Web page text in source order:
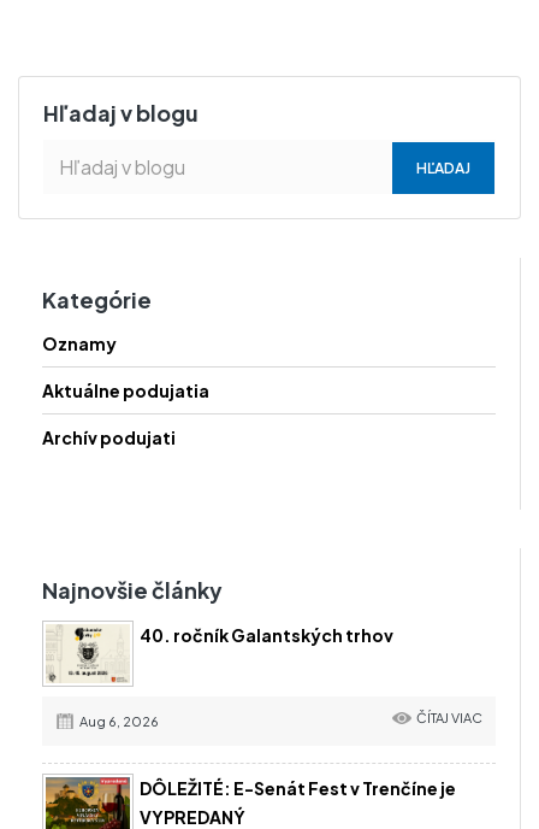
Hľadaj v blogu
Kategórie
Oznamy
Aktuálne podujatia
Archív podujati
Najnovšie články
40. ročník Galantských trhov
Aug 6, 2026 ČÍTAJ VIAC
DÔLEŽITÉ: E-Senát Fest v Trenčíne je
VYPREDANÝ